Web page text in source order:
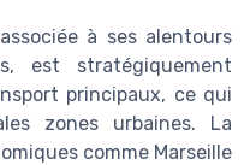
à ses alentours
est stratégiquement
principaux, ce qui
zones urbaines. La
comme Marseille